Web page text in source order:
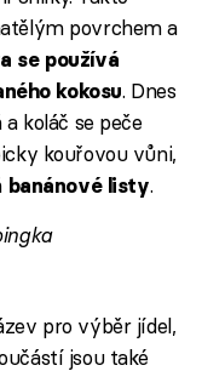
povrchem a
se používá
kokosu. Dnes
koláč se peče
kouřovou vůni,
banánové listy.
pro výběr jídel,
jsou také